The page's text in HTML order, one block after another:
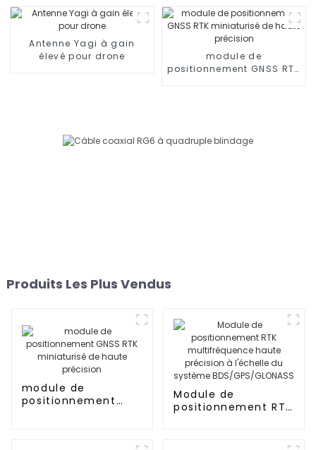
pour l'extérieur
Antenne Yagi à gain
élevé pour drone
module de
positionnement GNSS RTK
Produits Les Plus Vendus
module de
positionnement
Module de
positionnement RTK